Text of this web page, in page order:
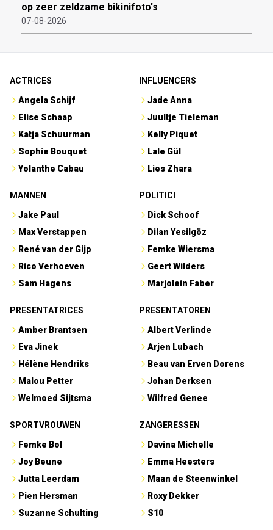
op zeer zeldzame bikinifoto's
07-08-2026
ACTRICES
Angela Schijf
Elise Schaap
Katja Schuurman
Sophie Bouquet
Yolanthe Cabau
INFLUENCERS
Jade Anna
Juultje Tieleman
Kelly Piquet
Lale Gül
Lies Zhara
MANNEN
Jake Paul
Max Verstappen
René van der Gijp
Rico Verhoeven
Sam Hagens
POLITICI
Dick Schoof
Dilan Yesilgöz
Femke Wiersma
Geert Wilders
Marjolein Faber
PRESENTATRICES
Amber Brantsen
Eva Jinek
Hélène Hendriks
Malou Petter
Welmoed Sijtsma
PRESENTATOREN
Albert Verlinde
Arjen Lubach
Beau van Erven Dorens
Johan Derksen
Wilfred Genee
SPORTVROUWEN
Femke Bol
Joy Beune
Jutta Leerdam
Pien Hersman
Suzanne Schulting
ZANGERESSEN
Davina Michelle
Emma Heesters
Maan de Steenwinkel
Roxy Dekker
S10